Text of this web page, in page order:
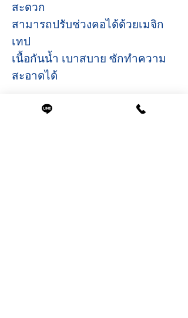
สะดวก
สามารถปรับช่วงคอได้ด้วยเมจิก
เทป
เนื้อกันน้ำ เบาสบาย ซักทำความ
สะอาดได้
ขนาดสินค้า